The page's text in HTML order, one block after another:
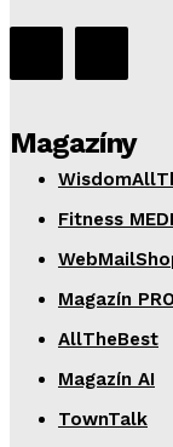
Magazíny
Fitness
Magazín PRO
AllTheBest
Magazín AI
TownTalk